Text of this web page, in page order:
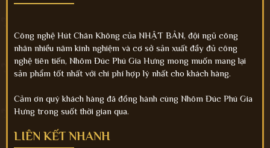
Công nghệ Hút Chân Không của NHẬT BẢN, đội ngũ công
nhân nhiều năm kinh nghiệm và cơ sở sản xuất đầy đủ công
nghệ tiên tiến, Nhôm Đúc Phú Gia Hưng mong muốn mang lại
sản phẩm tốt nhất với chi phí hợp lý nhất cho khách hàng.
Cảm ơn quý khách hàng đã đồng hành cùng Nhôm Đúc Phú Gia
Hưng trong suốt thời gian qua.
LIÊN KẾT NHANH